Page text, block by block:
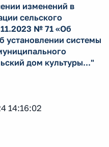
изменений в
сельского
№ 71 «Об
установлении системы
дом культуры..."
14:16:02